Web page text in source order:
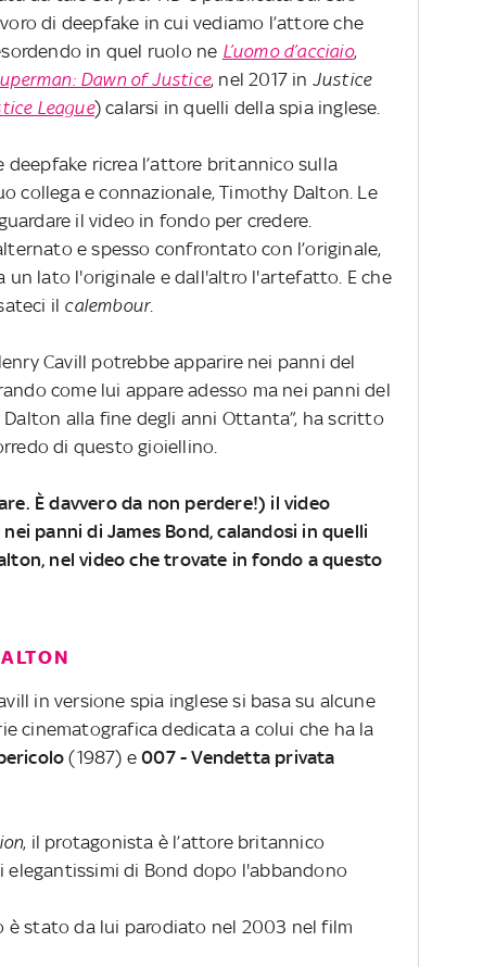
di deepfake in cui vediamo l’attore che
in quel ruolo ne L’uomo d’acciaio,
Dawn of Justice, nel 2017 in Justice
League) calarsi in quelli della spia inglese.
ricrea l’attore britannico sulla
collega e connazionale, Timothy Dalton. Le
il video in fondo per credere.
e spesso confrontato con l’originale,
un lato l'originale e dall'altro l'artefatto. E che
il calembour.
Cavill potrebbe apparire nei panni del
come lui appare adesso ma nei panni del
alla fine degli anni Ottanta”, ha scritto
di questo gioiellino.
È davvero da non perdere!) il video
panni di James Bond, calandosi in quelli
nel video che trovate in fondo a questo
in versione spia inglese si basa su alcune
cinematografica dedicata a colui che ha la
(1987) e007 - Vendetta privata
, il protagonista è l’attore britannico
di Bond dopo l'abbandono
è stato da lui parodiato nel 2003 nel film